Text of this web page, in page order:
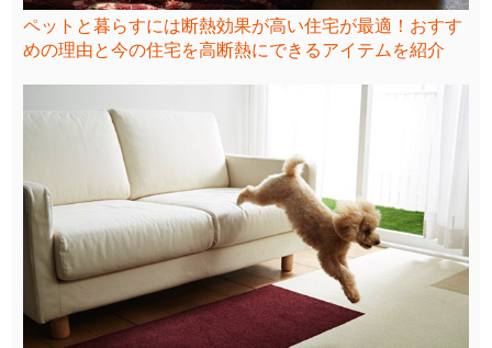
ペットと暮らすには断熱効果が高い住宅が最適！おすす
めの理由と今の住宅を高断熱にできるアイテムを紹介